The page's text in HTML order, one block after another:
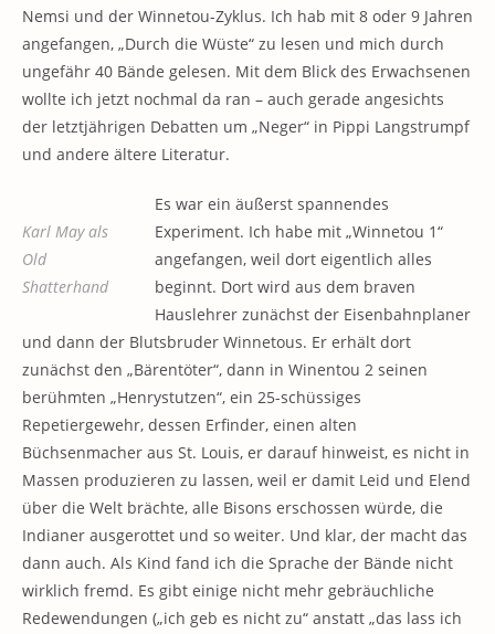
Nemsi und der Winnetou-Zyklus. Ich hab mit 8 oder 9 Jahren
angefangen, „Durch die Wüste“ zu lesen und mich durch
ungefähr 40 Bände gelesen. Mit dem Blick des Erwachsenen
wollte ich jetzt nochmal da ran – auch gerade angesichts
der letztjährigen Debatten um „Neger“ in Pippi Langstrumpf
und andere ältere Literatur.
Karl May als
Old
Shatterhand
Es war ein äußerst spannendes
Experiment. Ich habe mit „Winnetou 1“
angefangen, weil dort eigentlich alles
beginnt. Dort wird aus dem braven
Hauslehrer zunächst der Eisenbahnplaner
und dann der Blutsbruder Winnetous. Er erhält dort
zunächst den „Bärentöter“, dann in Winentou 2 seinen
berühmten „Henrystutzen“, ein 25-schüssiges
Repetiergewehr, dessen Erfinder, einen alten
Büchsenmacher aus St. Louis, er darauf hinweist, es nicht in
Massen produzieren zu lassen, weil er damit Leid und Elend
über die Welt brächte, alle Bisons erschossen würde, die
Indianer ausgerottet und so weiter. Und klar, der macht das
dann auch. Als Kind fand ich die Sprache der Bände nicht
wirklich fremd. Es gibt einige nicht mehr gebräuchliche
Redewendungen („ich geb es nicht zu“ anstatt „das lass ich